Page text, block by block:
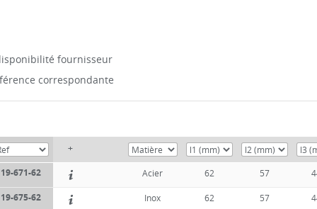
fournisseur
correspondante
+
19-671-62 Acier 62 57
19-675-62 Inox 62 57